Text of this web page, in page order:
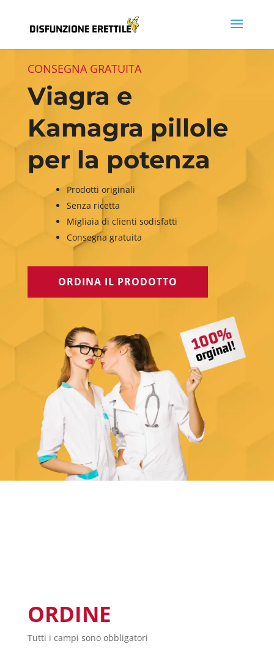
CONSEGNA GRATUITA
Viagra e
Kamagra pillole
per la potenza
Prodotti originali
Senza ricetta
Migliaia di clienti sodisfatti
Consegna gratuita
ORDINA IL PRODOTTO
ORDINE
Tutti i campi sono obbligatori